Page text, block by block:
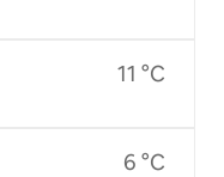
11 °C
6 °C